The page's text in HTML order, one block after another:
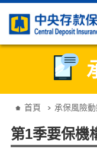
首頁 承保風險動
第1季要保機